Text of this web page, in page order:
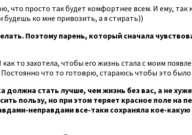
что просто так будет комфортнее всем. И ему, так
ко мне привозить, а я стирать))
Поэтому парень, который сначала
то захотела, чтобы его жизнь стала с моим
что то готоврю, стараюсь чтобы это
стать лучше, чем жизнь без вас, а не
пользу, но при этом теряет красное поле на
неправдами все-таки сохраняла кое-